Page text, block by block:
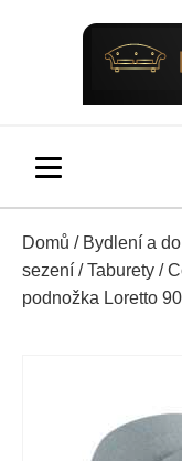
Domů / Bydlení a
sezení /Taburety /
podnožka Loretto